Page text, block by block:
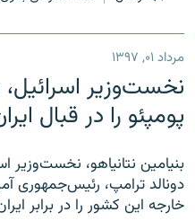
مرداد ۰۱, ۱۳۹۷
نخست‌وزیر
پومپئو را در قبال
بنیامین نتانیاهو، نخست‌وزیر
دونالد ترامپ، رئیس‌جمهوری
خارجه این کشور را در برابر